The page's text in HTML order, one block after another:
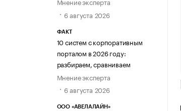
6 августа 2026
ФАКТ
10 систем с корпоративным
порталом в 2026 году:
разбираем, сравниваем
Мнение эксперта
6 августа 2026
ООО «АВЕЛАЛАЙН»